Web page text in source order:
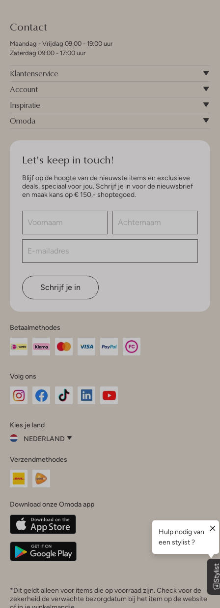
Contact
Maandag - Vrijdag 09:00 - 19:00 uur
Zaterdag 09:00 - 17:00 uur
Klantenservice
Account
Inspiratie
Omoda
Let's keep in touch!
Blijf op de hoogte van de nieuwste items en exclusieve
deals, speciaal voor jou. Schrijf je in voor de nieuwsbrief
en maak kans op € 150,- shoptegoed.
Schrijf je in
Betaalmethodes
Volg ons
InstagramFacebook
Kies je land
NEDERLAND
je
land
Nederland
Belgique(Français)
Deutschland
Verzendmethodes
Download onze Omoda app
*Dit geldt alleen voor items die op voorraad zijn. Check voor de
zekerheid de verwachte bezorgdatum bij het item op de website